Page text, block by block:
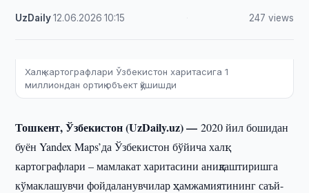
UzDaily·12.06.2026 ·10:15 247 views
Халқ картографлари Ўзбекистон харитасига 1
миллиондан ортиқ объект қўшишди
Тошкент, Ўзбекистон (UzDaily.uz) —2020 йил бошидан
буён Yandex Maps’да Ўзбекистон бўйича халқ
картографлари – мамлакат харитасини аниқлаштиришга
кўмаклашувчи фойдаланувчилар ҳамжамиятининг саъй-